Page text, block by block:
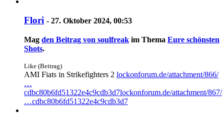
Flori - 27. Oktober 2024, 00:53
Mag den Beitrag von soulfreak im Thema Eure schönsten
Shots.
Like (Beitrag)
AMI Fiats in Strikefighters 2 lockonforum.de/attachment/866/
…
cdbc80b6fd51322e4c9cdb3d7lockonforum.de/attachment/867/
…cdbc80b6fd51322e4c9cdb3d7